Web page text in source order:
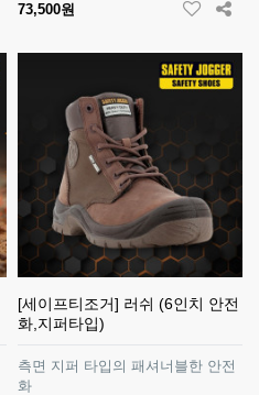
73,500원
[세이프티조거] 러쉬 (6인치 안전
화,지퍼타입)
측면 지퍼 타입의 패셔너블한 안전
화